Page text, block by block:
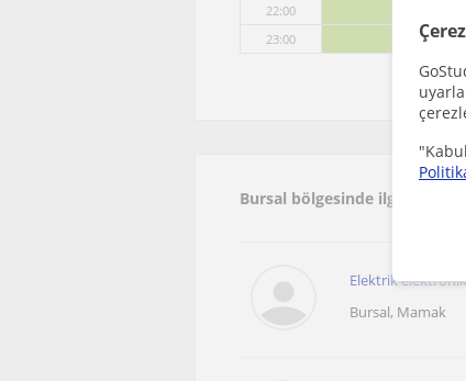
22:00
23:00
Bursal bölgesinde ilginizi
Elektrik
Bursal, Mamak